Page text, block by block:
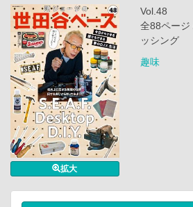
拡大
Vol.48
全88ページ
ッシング
趣味